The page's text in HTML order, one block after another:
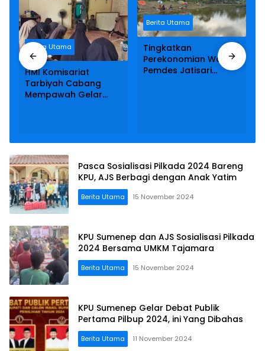
Berita Utama
HMI Komisariat
Tarbiyah Cabang
Mempawah Gelar
Berita Utama
Tingkatkan
Perekonomian Warga,
Pemdes Jatisari
Pasca Sosialisasi Pilkada 2024 Bareng
KPU, AJS Berbagi dengan Anak Yatim
Berita Utama 15 November 2024
KPU Sumenep dan AJS Sosialisasi Pilkada
2024 Bersama UMKM Tajamara
Berita Utama 15 November 2024
KPU Sumenep Gelar Debat Publik
Pertama Pilbup 2024, ini Yang Dibahas
Berita Utama 11 November 2024